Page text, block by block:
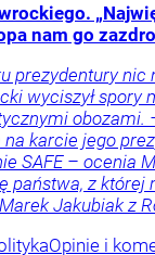
nam go
prezydentury nic
wyciszył spory
obozami.
karcie jego
SAFE – ocenia
państwa, z której
Jakubiak z
Opinie i